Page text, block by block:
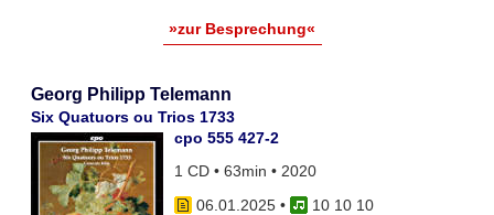
»zur Besprechung«
Georg Philipp Telemann
Six Quatuors ou Trios 1733
cpo 555 427-2
1 CD • 63min • 2020
06.01.2025•
10 10 10